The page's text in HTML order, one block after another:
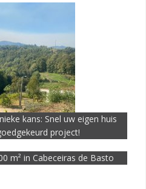
kans: Snel uw eigen huis
project!
m² in Cabeceiras de Basto